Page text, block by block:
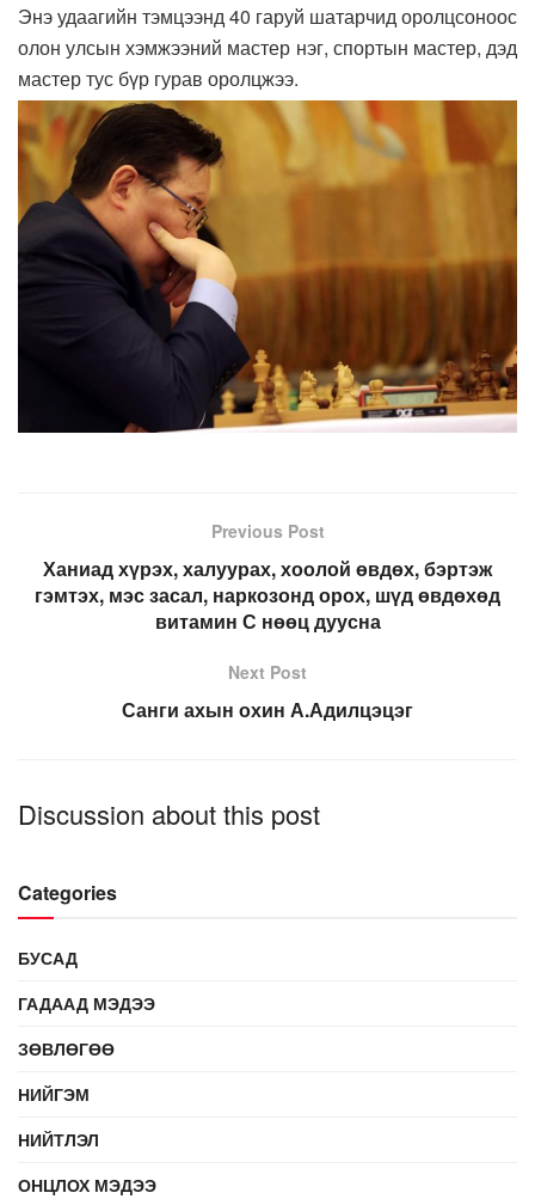
Энэ удаагийн тэмцээнд 40 гаруй шатарчид оролцсоноос
олон улсын хэмжээний мастер нэг, спортын мастер, дэд
мастер тус бүр гурав оролцжээ.
Previous Post
Ханиад хүрэх, халуурах, хоолой өвдөх, бэртэж
гэмтэх, мэс засал, наркозонд орох, шүд өвдөхөд
витамин С нөөц дуусна
Next Post
Санги ахын охин А.Адилцэцэг
Discussion about this post
Categories
БУСАД
ГАДААД МЭДЭЭ
ЗӨВЛӨГӨӨ
НИЙГЭМ
НИЙТЛЭЛ
ОНЦЛОХ МЭДЭЭ